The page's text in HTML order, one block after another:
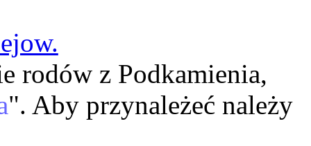
rodów z Podkamienia,
". Aby przynależeć należy